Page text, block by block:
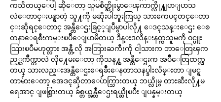
ကသိတယ္ေပါ့ ဆိုေတာ့ သူမစိတ္ဆိုးမွာေၾကာက္လို႔ျပာျပာသ
လဲေတာင္းပန္ရွာတဲ့ သူ႔ကို မဆိုးပါဘူးကြယ္ သားကေပၚတင္ေတာ
င္းဆိုရင္ေတာင္ အန္တီေဌးခြင့္ျပဳမွာပါလို႔ ေဒၚသန္းေဌး ေစ
တနာေရစီးကမ္းၿပိဳေျပာမိတယ္ ဒိန္းဒလိန္းနတ္ကသူမကို ဝင္ပူး
သြားၿပီမဟုတ္လား အန္တီ့လို အဘြားႀကီးကို ငါ့သားက ဘာေတြၾက
ည့္ႀကိဳက္တာလဲ လို႔ေမးေတာ့ ကိုသန႔္က အန္တီေဌးက အပ်ိဳေတြထက္လွ
တယ္ သားလည္းအန္တီေဌးေရခ်ိဳးေနတာသနပ္ခါးလိမ္းတာ ျမင္ရ
တာမ်ားေတာ့ အေဒၚဆိုတာေပ်ာက္သြားတယ္ ဘယ္လိုမွ တားဆီးလို႔မ
ရေအာင္ ျဖစ္သြားတယ္ ခ်စ္တယ္အန္တီေဌးရယ္ဆိုၿပီး ျပန္နမ္းတယ္